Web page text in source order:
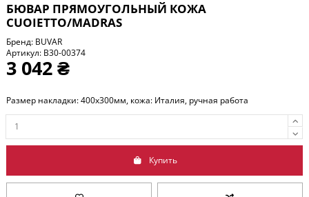
БЮВАР ПРЯМОУГОЛЬНЫЙ КОЖА
CUOIETTO/MADRAS
Бренд: BUVAR
Артикул: B30-00374
3 042 ₴
Размер накладки: 400x300мм, кожа: Италия, ручная работа
Купить